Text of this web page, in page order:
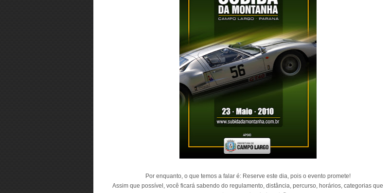
Por enquanto, o que temos a falar é: Reserve este dia, pois o evento promete!
Assim que possível, você ficará sabendo do regulamento, distância, percurso, horários, categorias que